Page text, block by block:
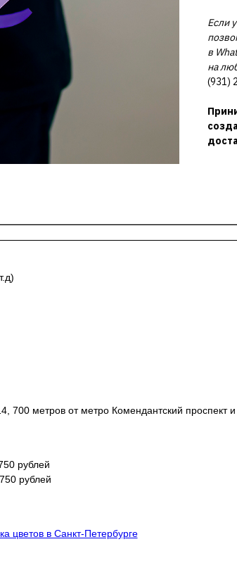
Если
в
на
(931)
700 метров от метро Комендантский проспект
рублей
рублей
цветов в Санкт-Петербурге